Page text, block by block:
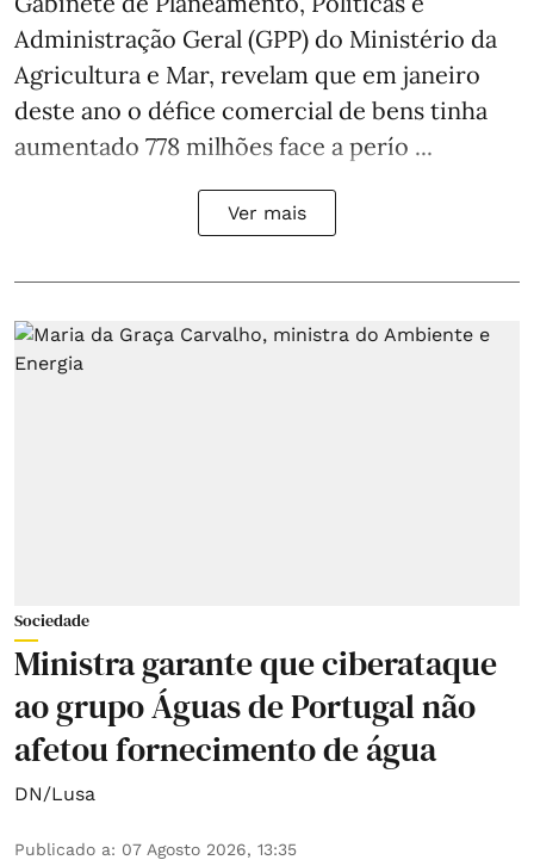
Administração Geral (GPP) do Ministério da
Agricultura e Mar, revelam que em janeiro
deste ano o défice comercial de bens tinha
aumentado 778 milhões face a perío ...
Ver mais
Sociedade
Ministra garante que ciberataque
ao grupo Águas de Portugal não
afetou fornecimento de água
DN/Lusa
Publicado a: 07 Agosto 2026, 13:35